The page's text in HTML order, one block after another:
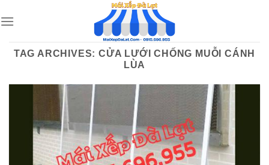
to
TAG ARCHIVES: CỬA LƯỚI CHỐNG MUỖI CÁNH
LÙA